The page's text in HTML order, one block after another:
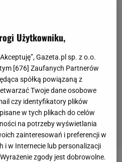
Użytkowniku,
Gazeta.pl sp. z o.o.
[676] Zaufanych Partnerów
spółką powiązaną z
Twoje dane osobowe
czy identyfikatory plików
w tych plikach do celów
na potrzeby wyświetlania
zainteresowań i preferencji w
i w Internecie lub personalizacji
zgody jest dobrowolne.